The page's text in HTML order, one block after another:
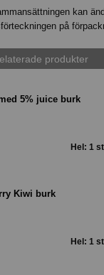
kan
på
produkter
5% juice burk
Hel: 1 st
Kiwi burk
Hel: 1 st